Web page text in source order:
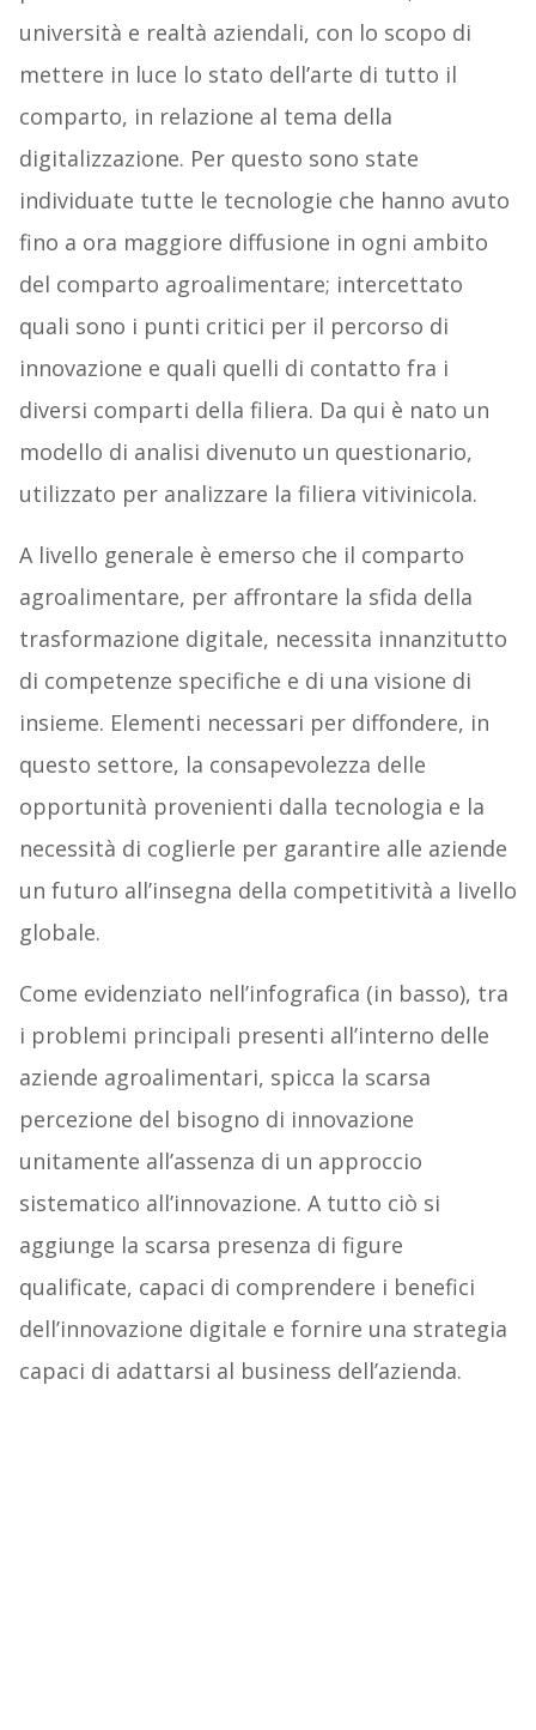
università e realtà aziendali, con lo scopo di
mettere in luce lo stato dell’arte di tutto il
comparto, in relazione al tema della
digitalizzazione. Per questo sono state
individuate tutte le tecnologie che hanno avuto
fino a ora maggiore diffusione in ogni ambito
del comparto agroalimentare; intercettato
quali sono i punti critici per il percorso di
innovazione e quali quelli di contatto fra i
diversi comparti della filiera. Da qui è nato un
modello di analisi divenuto un questionario,
utilizzato per analizzare la filiera vitivinicola.
A livello generale è emerso che il comparto
agroalimentare, per affrontare la sfida della
trasformazione digitale, necessita innanzitutto
di competenze specifiche e di una visione di
insieme. Elementi necessari per diffondere, in
questo settore, la consapevolezza delle
opportunità provenienti dalla tecnologia e la
necessità di coglierle per garantire alle aziende
un futuro all’insegna della competitività a livello
globale.
Come evidenziato nell’infografica (in basso), tra
i problemi principali presenti all’interno delle
aziende agroalimentari, spicca la scarsa
percezione del bisogno di innovazione
unitamente all’assenza di un approccio
sistematico all’innovazione. A tutto ciò si
aggiunge la scarsa presenza di figure
qualificate, capaci di comprendere i benefici
dell’innovazione digitale e fornire una strategia
capaci di adattarsi al business dell’azienda.